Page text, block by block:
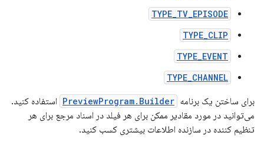
TYPE_TV_EPISODE
TYPE_CLIP
TYPE_EVENT
TYPE_CHANNEL
برای ساختن یک برنامه PreviewProgram.Builder استفاده کنید.
می‌توانید در مورد مقادیر ممکن برای هر فیلد در اسناد مرجع برای هر
تنظیم کننده در سازنده اطلاعات بیشتری کسب کنید.